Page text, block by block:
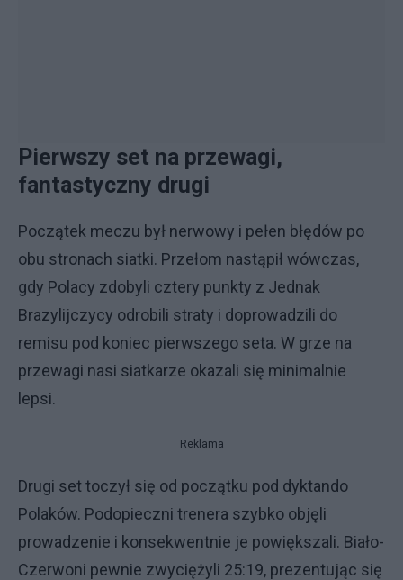
Pierwszy set na przewagi,
fantastyczny drugi
Początek meczu był nerwowy i pełen błędów po
obu stronach siatki. Przełom nastąpił wówczas,
gdy Polacy zdobyli cztery punkty z Jednak
Brazylijczycy odrobili straty i doprowadzili do
remisu pod koniec pierwszego seta. W grze na
przewagi nasi siatkarze okazali się minimalnie
lepsi.
Reklama
Drugi set toczył się od początku pod dyktando
Polaków. Podopieczni trenera szybko objęli
prowadzenie i konsekwentnie je powiększali. Biało-
Czerwoni pewnie zwyciężyli 25:19, prezentując się